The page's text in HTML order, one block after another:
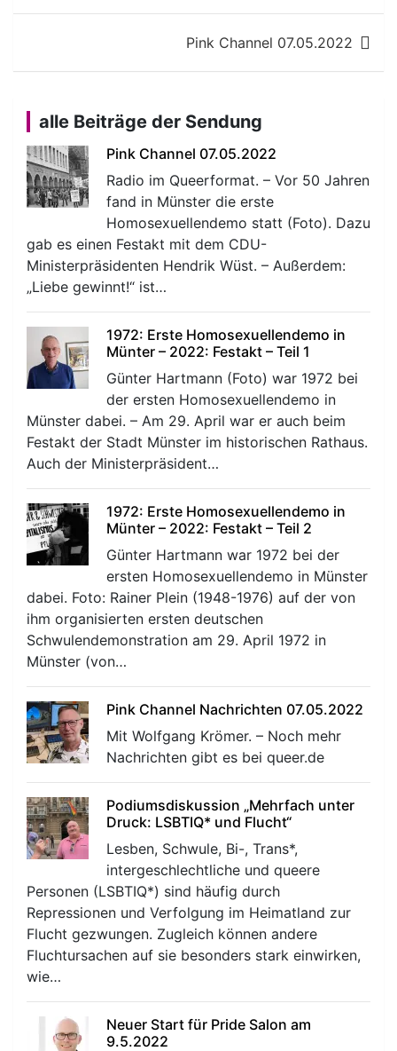
Pink Channel 07.05.2022
alle Beiträge der Sendung
Pink Channel 07.05.2022
Radio im Queerformat. – Vor 50 Jahren
fand in Münster die erste
Homosexuellendemo statt (Foto). Dazu
gab es einen Festakt mit dem CDU-
Ministerpräsidenten Hendrik Wüst. – Außerdem:
„Liebe gewinnt!“ ist…
1972: Erste Homosexuellendemo in
Münter – 2022: Festakt – Teil 1
Günter Hartmann (Foto) war 1972 bei
der ersten Homosexuellendemo in
Münster dabei. – Am 29. April war er auch beim
Festakt der Stadt Münster im historischen Rathaus.
Auch der Ministerpräsident…
1972: Erste Homosexuellendemo in
Münter – 2022: Festakt – Teil 2
Günter Hartmann war 1972 bei der
ersten Homosexuellendemo in Münster
dabei. Foto: Rainer Plein (1948-1976) auf der von
ihm organisierten ersten deutschen
Schwulendemonstration am 29. April 1972 in
Münster (von…
Pink Channel Nachrichten 07.05.2022
Mit Wolfgang Krömer. – Noch mehr
Nachrichten gibt es bei queer.de
Podiumsdiskussion „Mehrfach unter
Druck: LSBTIQ* und Flucht“
Lesben, Schwule, Bi-, Trans*,
intergeschlechtliche und queere
Personen (LSBTIQ*) sind häufig durch
Repressionen und Verfolgung im Heimatland zur
Flucht gezwungen. Zugleich können andere
Fluchtursachen auf sie besonders stark einwirken,
wie…
Neuer Start für Pride Salon am
9.5.2022